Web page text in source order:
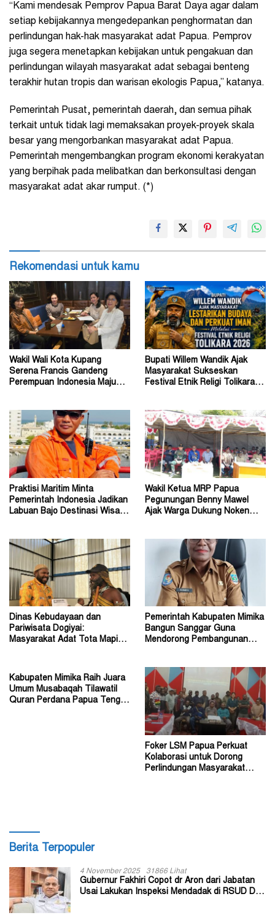
“Kami mendesak Pemprov Papua Barat Daya agar dalam
setiap kebijakannya mengedepankan penghormatan dan
perlindungan hak-hak masyarakat adat Papua. Pemprov
juga segera menetapkan kebijakan untuk pengakuan dan
perlindungan wilayah masyarakat adat sebagai benteng
terakhir hutan tropis dan warisan ekologis Papua,” katanya.
Pemerintah Pusat, pemerintah daerah, dan semua pihak
terkait untuk tidak lagi memaksakan proyek-proyek skala
besar yang mengorbankan masyarakat adat Papua.
Pemerintah mengembangkan program ekonomi kerakyatan
yang berpihak pada melibatkan dan berkonsultasi dengan
masyarakat adat akar rumput. (*)
Rekomendasi untuk kamu
Wakil Wali Kota Kupang
Serena Francis Gandeng
Perempuan Indonesia Maju
Bupati Willem Wandik Ajak
Masyarakat Sukseskan
Festival Etnik Religi Tolikara
Praktisi Maritim Minta
Pemerintah Indonesia Jadikan
Labuan Bajo Destinasi Wisata
Wakil Ketua MRP Papua
Pegunungan Benny Mawel
Ajak Warga Dukung Noken
Dinas Kebudayaan dan
Pariwisata Dogiyai:
Masyarakat Adat Tota Mapiha
Pemerintah Kabupaten Mimika
Bangun Sanggar Guna
Mendorong Pembangunan
Kabupaten Mimika Raih Juara
Umum Musabaqah Tilawatil
Quran Perdana Papua Tengah
Foker LSM Papua Perkuat
Kolaborasi untuk Dorong
Perlindungan Masyarakat
Berita Terpopuler
4 November 2025 31866 Lihat
Gubernur Fakhiri Copot dr Aron dari Jabatan
Usai Lakukan Inspeksi Mendadak di RSUD Dok